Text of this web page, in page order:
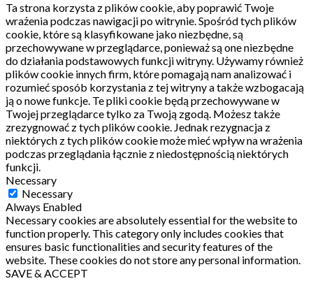
Ta strona korzysta z plików cookie, aby poprawić Twoje
wrażenia podczas nawigacji po witrynie.Spośród tych plików
cookie, które są klasyfikowane jako niezbędne, są
przechowywane w przeglądarce, ponieważ są one niezbędne
do działania podstawowych funkcji witryny. Używamy również
plików cookie innych firm, które pomagają nam analizować i
rozumieć sposób korzystania z tej witryny a także wzbogacają
ją o nowe funkcje. Te pliki cookie będą przechowywane w
Twojej przeglądarce tylko za Twoją zgodą. Możesz także
zrezygnować z tych plików cookie. Jednak rezygnacja z
niektórych z tych plików cookie może mieć wpływ na wrażenia
podczas przeglądania łącznie z niedostępnością niektórych
funkcji.
Necessary
Necessary
Always Enabled
Necessary cookies are absolutely essential for the website to
function properly. This category only includes cookies that
ensures basic functionalities and security features of the
website. These cookies do not store any personal information.
SAVE & ACCEPT